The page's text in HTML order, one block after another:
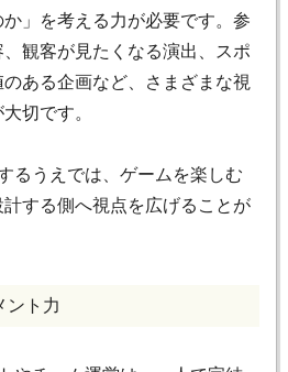
」を考える力が必要です。参
観客が見たくなる演出、スポ
ある企画など、さまざまな視
切です。
るうえでは、ゲームを楽しむ
する側へ視点を広げることが
ント力